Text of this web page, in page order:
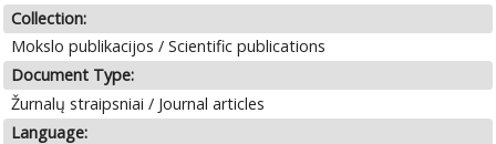
Collection:
Mokslo publikacijos / Scientific publications
Document Type:
Žurnalų straipsniai / Journal articles
Language: